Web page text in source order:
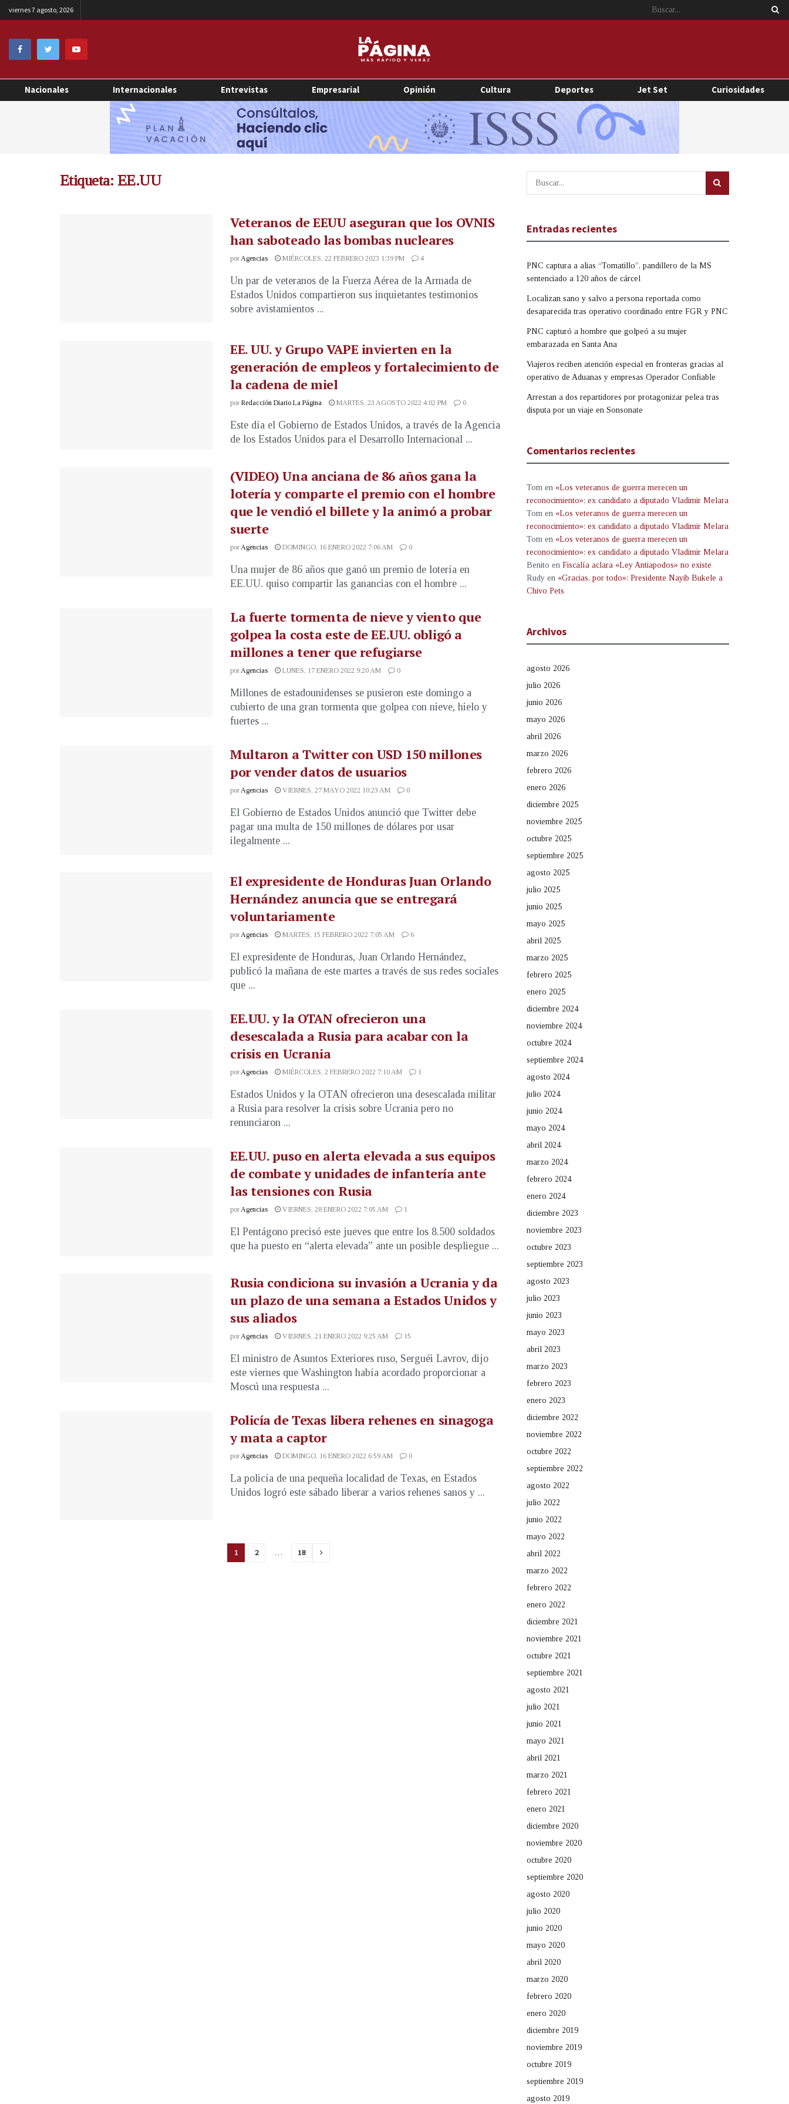
viernes 7 agosto, 2026
Nacionales Internacionales Entrevistas Empresarial Opinión Cultura Deportes Jet Set Curiosidades
Etiqueta: EE.UU
Veteranos de EEUU aseguran que los OVNIS
han saboteado las bombas nucleares
porAgencias MIÉRCOLES, 22 FEBRERO 2023 1:39 PM 4
Un par de veteranos de la Fuerza Aérea de la Armada de
Estados Unidos compartieron sus inquietantes testimonios
sobre avistamientos ...
EE. UU. y Grupo VAPE invierten en la
generación de empleos y fortalecimiento de
la cadena de miel
por Redacción Diario La Página MARTES, 23 AGOSTO 2022 4:02 PM 0
Este día el Gobierno de Estados Unidos, a través de la Agencia
de los Estados Unidos para el Desarrollo Internacional ...
(VIDEO) Una anciana de 86 años gana la
lotería y comparte el premio con el hombre
que le vendió el billete y la animó a probar
suerte
por Agencias DOMINGO, 16 ENERO 2022 7:06 AM 0
Una mujer de 86 años que ganó un premio de lotería en
EE.UU. quiso compartir las ganancias con el hombre ...
La fuerte tormenta de nieve y viento que
golpea la costa este de EE.UU. obligó a
millones a tener que refugiarse
por Agencias LUNES, 17 ENERO 2022 9:20 AM 0
Millones de estadounidenses se pusieron este domingo a
cubierto de una gran tormenta que golpea con nieve, hielo y
fuertes ...
Multaron a Twitter con USD 150 millones
por vender datos de usuarios
por Agencias VIERNES, 27 MAYO 2022 10:23 AM 0
El Gobierno de Estados Unidos anunció que Twitter debe
pagar una multa de 150 millones de dólares por usar
ilegalmente ...
El expresidente de Honduras Juan Orlando
Hernández anuncia que se entregará
voluntariamente
por Agencias MARTES, 15 FEBRERO 2022 7:05 AM 6
El expresidente de Honduras, Juan Orlando Hernández,
publicó la mañana de este martes a través de sus redes sociales
que ...
EE.UU. y la OTAN ofrecieron una
desescalada a Rusia para acabar con la
crisis en Ucrania
por Agencias MIÉRCOLES, 2 FEBRERO 2022 7:10 AM 1
Estados Unidos y la OTAN ofrecieron una desescalada militar
a Rusia para resolver la crisis sobre Ucrania pero no
renunciaron ...
EE.UU. puso en alerta elevada a sus equipos
de combate y unidades de infantería ante
las tensiones con Rusia
por Agencias VIERNES, 28 ENERO 2022 7:05 AM 1
El Pentágono precisó este jueves que entre los 8.500 soldados
que ha puesto en “alerta elevada” ante un posible despliegue ...
Rusia condiciona su invasión a Ucrania y da
un plazo de una semana a Estados Unidos y
sus aliados
por Agencias VIERNES, 21 ENERO 2022 9:25 AM 15
El ministro de Asuntos Exteriores ruso, Serguéi Lavrov, dijo
este viernes que Washington había acordado proporcionar a
Moscú una respuesta ...
Policía de Texas libera rehenes en sinagoga
y mata a captor
por Agencias DOMINGO, 16 ENERO 2022 6:59 AM 0
La policía de una pequeña localidad de Texas, en Estados
Unidos logró este sábado liberar a varios rehenes sanos y ...
1 2 … 18
Entradas recientes
PNC captura a alias “Tomatillo”, pandillero de la MS
sentenciado a 120 años de cárcel
Localizan sano y salvo a persona reportada como
desaparecida tras operativo coordinado entre FGR y PNC
PNC capturó a hombre que golpeó a su mujer
embarazada en Santa Ana
Viajeros reciben atención especial en fronteras gracias al
operativo de Aduanas y empresas Operador Confiable
Arrestan a dos repartidores por protagonizar pelea tras
disputa por un viaje en Sonsonate
Comentarios recientes
Tom en «Los veteranos de guerra merecen un
reconocimiento»: ex candidato a diputado Vladimir Melara
Tom en «Los veteranos de guerra merecen un
reconocimiento»: ex candidato a diputado Vladimir Melara
Tom en «Los veteranos de guerra merecen un
reconocimiento»: ex candidato a diputado Vladimir Melara
Benito en Fiscalía aclara «Ley Antiapodos» no existe
Rudy en «Gracias, por todo»: Presidente Nayib Bukele a
Chivo Pets
Archivos
agosto 2026
julio 2026
junio 2026
mayo 2026
abril 2026
marzo 2026
febrero 2026
enero 2026
diciembre 2025
noviembre 2025
octubre 2025
septiembre 2025
agosto 2025
julio 2025
junio 2025
mayo 2025
abril 2025
marzo 2025
febrero 2025
enero 2025
diciembre 2024
noviembre 2024
octubre 2024
septiembre 2024
agosto 2024
julio 2024
junio 2024
mayo 2024
abril 2024
marzo 2024
febrero 2024
enero 2024
diciembre 2023
noviembre 2023
octubre 2023
septiembre 2023
agosto 2023
julio 2023
junio 2023
mayo 2023
abril 2023
marzo 2023
febrero 2023
enero 2023
diciembre 2022
noviembre 2022
octubre 2022
septiembre 2022
agosto 2022
julio 2022
junio 2022
mayo 2022
abril 2022
marzo 2022
febrero 2022
enero 2022
diciembre 2021
noviembre 2021
octubre 2021
septiembre 2021
agosto 2021
julio 2021
junio 2021
mayo 2021
abril 2021
marzo 2021
febrero 2021
enero 2021
diciembre 2020
noviembre 2020
octubre 2020
septiembre 2020
agosto 2020
julio 2020
junio 2020
mayo 2020
abril 2020
marzo 2020
febrero 2020
enero 2020
diciembre 2019
noviembre 2019
octubre 2019
septiembre 2019
agosto 2019